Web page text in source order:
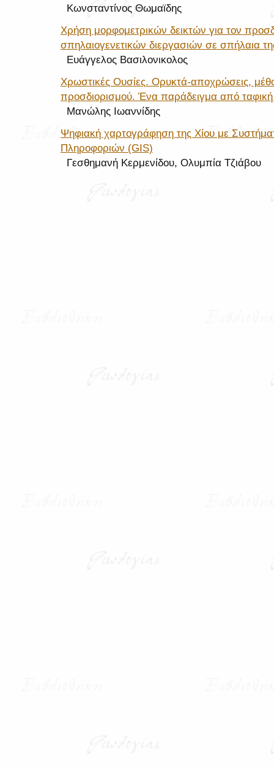
Κωνσταντίνος Θωμαϊδης
Χρήση μορφομετρικών δεικτών για τον
σπηλαιογενετικών διεργασιών σε σπήλαια
Ευάγγελος Βασιλονικολος
Χρωστικές Ουσίες. Ορυκτά-αποχρώσεις,
προσδιορισμού. Ένα παράδειγμα από
Μανώλης Ιωαννίδης
Ψηφιακή χαρτογράφηση της Χίου με
Πληροφοριών (GIS)
Γεσθημανή Κερμενίδου, Ολυμπία Τζιάβου